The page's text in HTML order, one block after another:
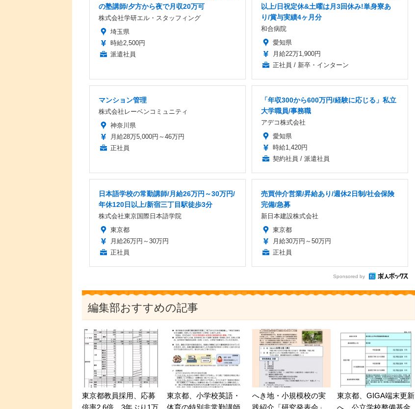
の塾講師/夕方から夜で月収20万可
株式会社学研エル・スタッフィング
埼玉県
時給2,500円
派遣社員
以上/日祝定休&土曜は月3回休み!単身寮あ
り/賞与実績4ヶ月分
和合病院
愛知県
月給22万1,900円
正社員 / 新卒・インターン
マンション管理
株式会社レーベンコミュニティ
神奈川県
月給28万5,000円～46万円
正社員
「年収300から600万円/経験に応じる」私立
大学職員/事務職
アデコ株式会社
愛知県
時給1,420円
契約社員 / 派遣社員
日本語学校の常勤講師/月給26万円～30万円/
年休120日以上/新宿三丁目駅徒歩3分
株式会社東京国際日本語学院
東京都
月給26万円～30万円
正社員
売買仲介営業/昇給あり/週休2日制/社会保険
完備/急募
新日本建設株式会社
東京都
月給30万円～50万円
正社員
Sponsored by
編集部おすすめの記事
東京都教員採用、応募
東京都、小学校英語・
へき地・小規模校の実
東京都、GIGA端末更新